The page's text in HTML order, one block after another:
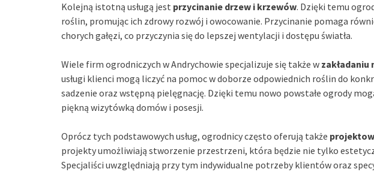
Kolejną istotną usługą jest przycinanie drzew i krzewów. Dzięki temu
roślin, promując ich zdrowy rozwój i owocowanie. Przycinanie pomaga
chorych gałęzi, co przyczynia się do lepszej wentylacji i dostępu światła.
Wiele firm ogrodniczych w Andrychowie specjalizuje się także w zakładaniu
usługi klienci mogą liczyć na pomoc w doborze odpowiednich roślin do
sadzenie oraz wstępną pielęgnację. Dzięki temu nowo powstałe ogrody
piękną wizytówką domów i posesji.
Oprócz tych podstawowych usług, ogrodnicy często oferują także
projekty umożliwiają stworzenie przestrzeni, która będzie nie tylko
Specjaliści uwzględniają przy tym indywidualne potrzeby klientów oraz